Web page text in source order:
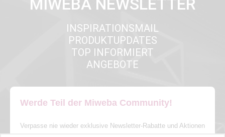
MIWEBA NEWSLETTER
INSPIRATIONSMAIL
PRODUKTUPDATES
TOP INFORMIERT
ANGEBOTE
Werde Teil der Miweba Community!
Verpasse nie wieder exklusive Newsletter-Rabatte und Aktionen